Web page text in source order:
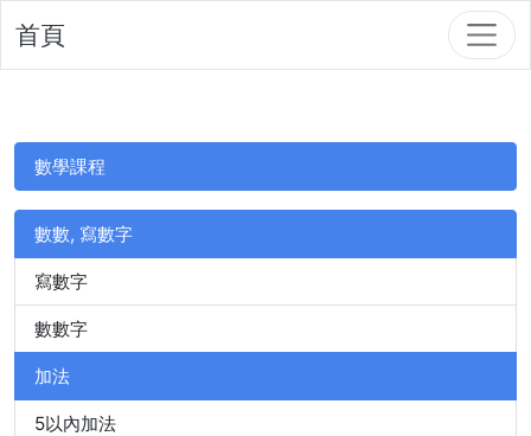
首頁
數學課程
數數, 寫數字
寫數字
數數字
加法
5以內加法